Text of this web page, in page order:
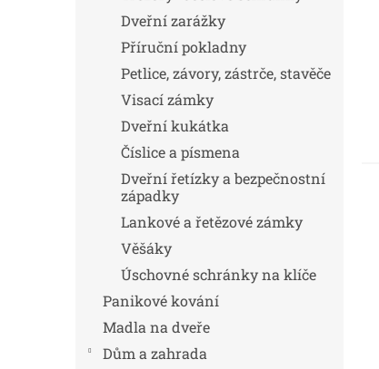
Dveřní zarážky
Příruční pokladny
Petlice, závory, zástrče, stavěče
Visací zámky
Dveřní kukátka
Číslice a písmena
Dveřní řetízky a bezpečnostní
západky
Lankové a řetězové zámky
Věšáky
Úschovné schránky na klíče
Panikové kování
Madla na dveře
Dům a zahrada